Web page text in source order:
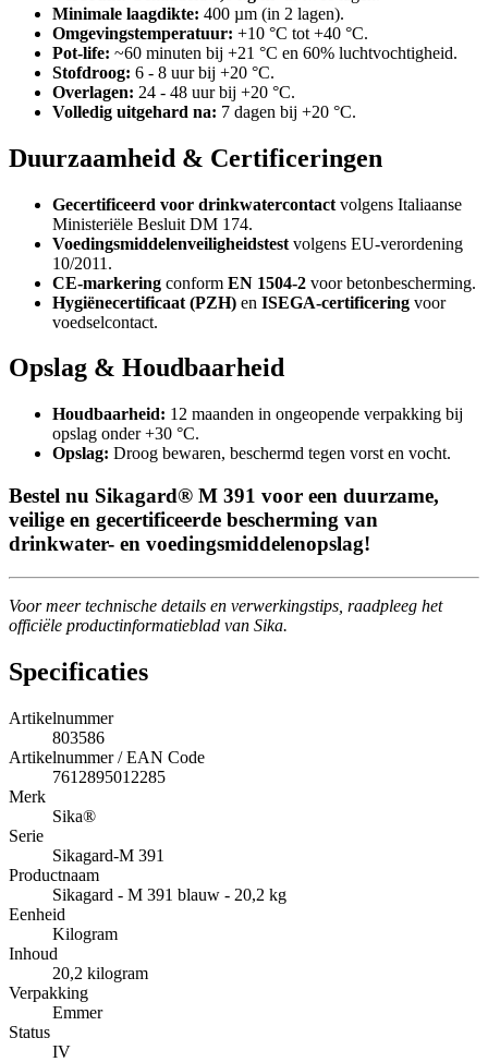
Minimale laagdikte: 400 µm (in 2 lagen).
Omgevingstemperatuur: +10 °C tot +40 °C.
Pot-life: ~60 minuten bij +21 °C en 60% luchtvochtigheid.
Stofdroog: 6 - 8 uur bij +20 °C.
Overlagen: 24 - 48 uur bij +20 °C.
Volledig uitgehard na: 7 dagen bij +20 °C.
Duurzaamheid & Certificeringen
Gecertificeerd voor drinkwatercontact volgens Italiaanse
Ministeriële Besluit DM 174.
Voedingsmiddelenveiligheidstest volgens EU-verordening
10/2011.
CE-markering conform EN 1504-2 voor betonbescherming.
Hygiënecertificaat (PZH) en ISEGA-certificering voor
voedselcontact.
Opslag & Houdbaarheid
Houdbaarheid: 12 maanden in ongeopende verpakking bij
opslag onder +30 °C.
Opslag: Droog bewaren, beschermd tegen vorst en vocht.
Bestel nu Sikagard® M 391 voor een duurzame,
veilige en gecertificeerde bescherming van
drinkwater- en voedingsmiddelenopslag!
Voor meer technische details en verwerkingstips, raadpleeg het
officiële productinformatieblad van Sika.
Specificaties
Artikelnummer
803586
Artikelnummer / EAN Code
7612895012285
Merk
Sika®
Serie
Sikagard-M 391
Productnaam
Sikagard - M 391 blauw - 20,2 kg
Eenheid
Kilogram
Inhoud
20,2 kilogram
Verpakking
Emmer
Status
IV